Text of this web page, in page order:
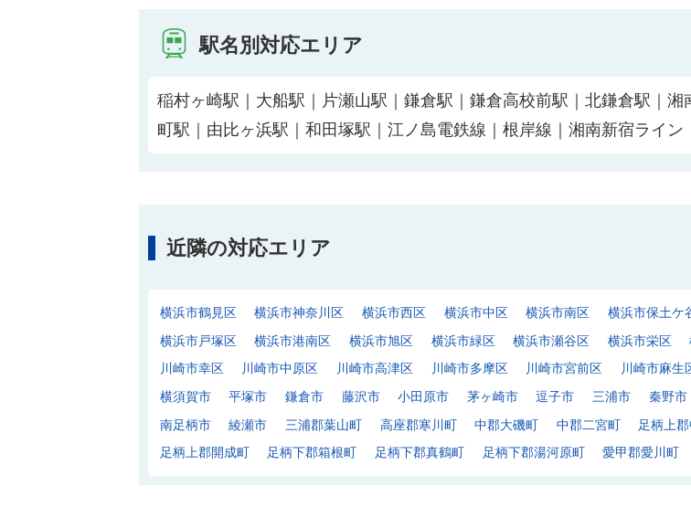
駅名別対応エリア
稲村ヶ崎駅｜大船駅｜片瀬山駅｜鎌倉駅｜鎌倉高校前駅｜北鎌倉駅｜
町駅｜由比ヶ浜駅｜和田塚駅｜江ノ島電鉄線｜根岸線｜湘南新宿ライ
近隣の対応エリア
横浜市鶴見区 横浜市神奈川区 横浜市西区 横浜市中区 横浜市南区 横浜市保土ケ
横浜市戸塚区
横浜市港南区 横浜市旭区 横浜市緑区 横浜市瀬谷区 横浜市栄区
川崎市幸区
川崎市中原区 川崎市高津区 川崎市多摩区 川崎市宮前区 川崎市麻生
横須賀市
平塚市 鎌倉市 藤沢市 小田原市 茅ヶ崎市 逗子市 三浦市 秦野市
南足柄市
綾瀬市 三浦郡葉山町 高座郡寒川町 中郡大磯町 中郡二宮町 足柄上
足柄上郡開成町
足柄下郡箱根町 足柄下郡真鶴町 足柄下郡湯河原町 愛甲郡愛川町